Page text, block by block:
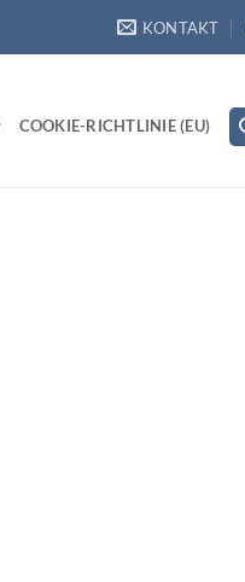
KONTAKT
COOKIE-RICHTLINIE (EU)